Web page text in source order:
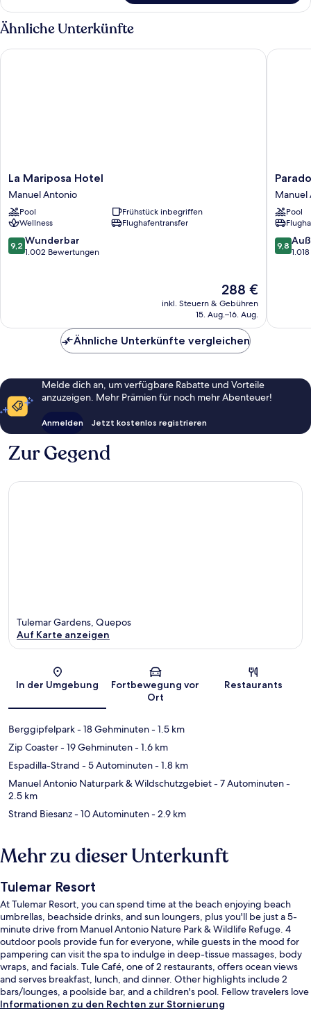
Villa,
2 Schlafzimmer,
2
Ähnliche Unterkünfte
La
Mariposa
Hotel
Manuel
Antonio
La Mariposa Hotel
Manuel Antonio
Pool
Frühstück inbegriffen
Wellness
Flughafentransfer
9.2
von
9,2 Wunderbar
1.002 Bewertungen
Der
Preis
beträgt
288 €
inkl. Steuern & Gebühren
15. Aug.–16. Aug.
La Mariposa Hotel
Parador
Nature
Resort
and
Spa
Manuel
Antonio
Manuel
Pool
9.8
von
9,8
Parador
Ähnliche Unterkünfte vergleichen
Melde dich an, um verfügbare Rabatte und Vorteile
anzuzeigen. Mehr Prämien für noch mehr Abenteuer!
Anmelden Jetzt kostenlos registrieren
Zur Gegend
Karte
Tulemar Gardens, Quepos
Auf Karte anzeigen
In der Umgebung
Fortbewegung vor
Ort
Restaurants
Berggipfelpark- 18 Gehminuten- 1.5 km
Zip Coaster- 19 Gehminuten- 1.6 km
Espadilla-Strand - 5 Autominuten- 1.8 km
Manuel Antonio Naturpark & Wildschutzgebiet- 7 Autominuten-
2.5 km
Strand Biesanz- 10 Autominuten- 2.9 km
Mehr zu dieser Unterkunft
Tulemar Resort
At Tulemar Resort, you can spend time at the beach enjoying beach
umbrellas, beachside drinks, and sun loungers, plus you'll be just a 5-
minute drive from Manuel Antonio Nature Park & Wildlife Refuge. 4
outdoor pools provide fun for everyone, while guests in the mood for
pampering can visit the spa to indulge in deep-tissue massages, body
wraps, and facials. Tule Café, one of 2 restaurants, offers ocean views
and serves breakfast, lunch, and dinner. Other highlights include 2
bars/lounges, a poolside bar, and a children's pool. Fellow travelers love
the helpful staff.
Informationen zu den Rechten zur Stornierung